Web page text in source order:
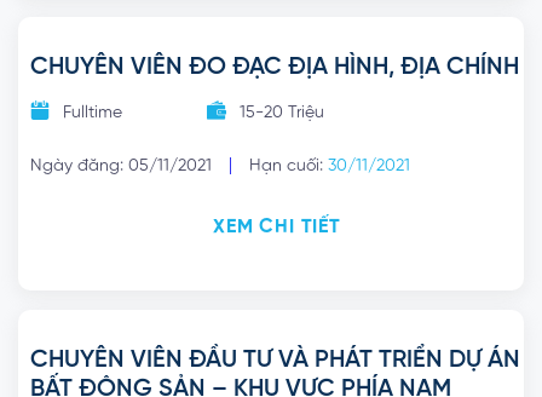
CHUYÊN VIÊN ĐO ĐẠC ĐỊA HÌNH, ĐỊA CHÍNH
Fulltime 15-20 Triệu
Ngày đăng: 05/11/2021 | Hạn cuối: 30/11/2021
XEM CHI TIẾT
CHUYÊN VIÊN ĐẦU TƯ VÀ PHÁT TRIỂN DỰ ÁN
BẤT ĐỘNG SẢN – KHU VỰC PHÍA NAM